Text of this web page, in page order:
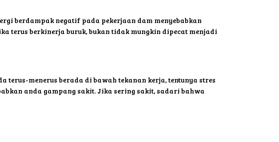
berdampak negatif pada pekerjaan dam menyebabkan
terus berkinerja buruk, bukan tidak mungkin dipecat menjadi
terus-menerus berada di bawah tekanan kerja, tentunya stres
anda gampang sakit. Jika sering sakit, sadari bahwa